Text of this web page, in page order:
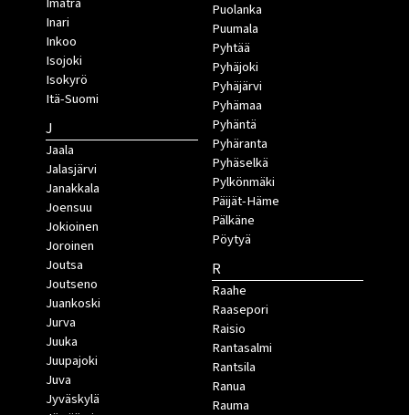
Inari
Inkoo
Isojoki
Isokyrö
Itä-Suomi
J
Jaala
Jalasjärvi
Janakkala
Joensuu
Jokioinen
Joroinen
Joutsa
Joutseno
Juankoski
Jurva
Juuka
Juupajoki
Juva
Jyväskylä
Puolanka
Puumala
Pyhtää
Pyhäjoki
Pyhäjärvi
Pyhämaa
Pyhäntä
Pyhäranta
Pyhäselkä
Pylkönmäki
Päijät-Häme
Pälkäne
Pöytyä
R
Raahe
Raasepori
Raisio
Rantasalmi
Rantsila
Ranua
Rauma